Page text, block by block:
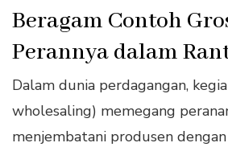
Beragam Contoh
Perannya dalam
Dalam dunia perdagangan,
wholesaling) memegang
menjembatani produsen